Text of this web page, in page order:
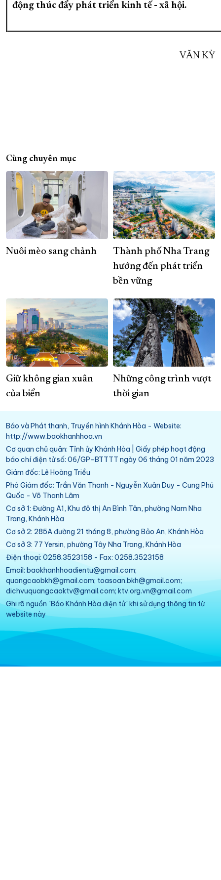
động thúc đẩy phát triển kinh tế - xã hội.
VĂN KỲ
Cùng chuyên mục
Nuôi mèo sang chảnh
Thành phố Nha Trang
hướng đến phát triển
bền vững
Giữ không gian xuân
của biển
Những công trình vượt
thời gian
Báo và Phát thanh, Truyền hình Khánh Hòa - Website:
http://www.baokhanhhoa.vn
Cơ quan chủ quản: Tỉnh ủy Khánh Hòa | Giấy phép hoạt động
báo chí điện tử số: 06/GP-BTTTT ngày 06 tháng 01 năm 2023
Giám đốc: Lê Hoàng Triều
Phó Giám đốc: Trần Văn Thanh - Nguyễn Xuân Duy - Cung Phú
Quốc - Võ Thanh Lâm
Cơ sở 1: Đường A1, Khu đô thị An Bình Tân, phường Nam Nha
Trang, Khánh Hòa
Cơ sở 2: 285A đường 21 tháng 8, phường Bảo An, Khánh Hòa
Cơ sở 3: 77 Yersin, phường Tây Nha Trang, Khánh Hòa
Điện thoại: 0258.3523158 - Fax: 0258.3523158
Email: baokhanhhoadientu@gmail.com;
quangcaobkh@gmail.com; toasoan.bkh@gmail.com;
dichvuquangcaoktv@gmail.com; ktv.org.vn@gmail.com
Ghi rõ nguồn "Báo Khánh Hòa điện tử" khi sử dụng thông tin từ
website này